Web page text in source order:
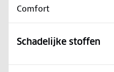
Comfort
Schadelijke stoffen